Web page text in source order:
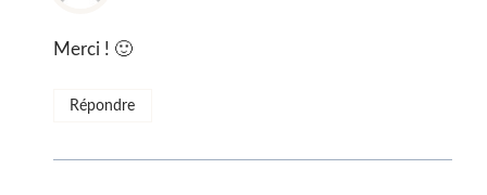
Merci ! 🙂
Répondre